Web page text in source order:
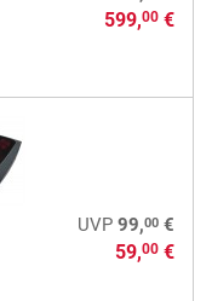
599,00€
UVP 99,00€
59,00€